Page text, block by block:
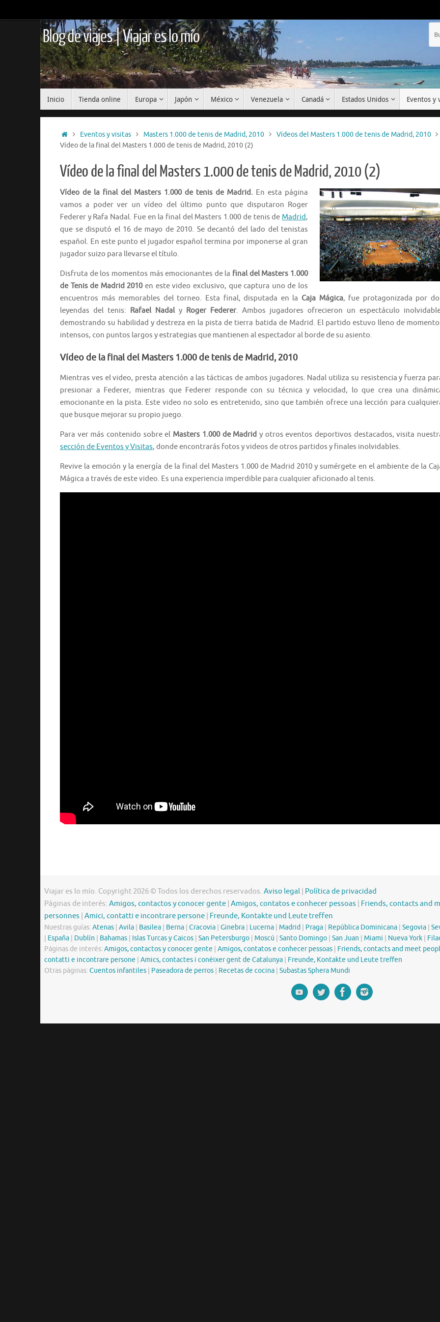
al
Blog de viajes | Viajar es lo mío
Inicio Tienda online Europa Japón México Venezuela Canadá Estados Unidos Eventos y
InicioEventos y visitas Masters 1.000 de tenis de Madrid, 2010
Vídeos del Masters 1.000 de tenis de Madrid, 2010
Vídeo de la final del Masters 1.000 de tenis de Madrid, 2010 (2)
Vídeo de la final del Masters 1.000 de tenis de Madrid, 2010 (2)
Vídeo de la final del Masters 1.000 de tenis de Madrid. En esta página
vamos a poder ver un vídeo del último punto que disputaron Roger
Federer y Rafa Nadal. Fue en la final del Masters 1.000 de tenis de Madrid,
que se disputó el 16 de mayo de 2010. Se decantó del lado del tenistas
español. En este punto el jugador español termina por imponerse al gran
jugador suizo para llevarse el título.
Disfruta de los momentos más emocionantes de la final del Masters 1.000
de Tenis de Madrid 2010en este video exclusivo, que captura uno de los
encuentros más memorables del torneo. Esta final, disputada en la Caja Mágica, fue protagonizada por
leyendas del tenis: Rafael Nadaly Roger Federer. Ambos jugadores ofrecieron un espectáculo
demostrando su habilidad y destreza en la pista de tierra batida de Madrid. El partido estuvo lleno de
intensos, con puntos largos y estrategias que mantienen al espectador al borde de su asiento.
Vídeo de la final del Masters 1.000 de tenis de Madrid, 2010
Mientras ves el video, presta atención a las tácticas de ambos jugadores. Nadal utiliza su resistencia y fuerza
presionar a Federer, mientras que Federer responde con su técnica y velocidad, lo que crea una
emocionante en la pista. Este video no solo es entretenido, sino que también ofrece una lección para
que busque mejorar su propio juego.
Para ver más contenido sobre el Masters 1.000 de Madrid y otros eventos deportivos destacados, visita
sección de Eventos y Visitas, donde encontrarás fotos y videos de otros partidos y finales inolvidables.
Revive la emoción y la energía de la final del Masters 1.000 de Madrid 2010 y sumérgete en el ambiente de la
Mágica a través de este video. Es una experiencia imperdible para cualquier aficionado al tenis.
Viajar es lo mío. Copyright 2026 © Todos los derechos reservados. Aviso legal Política de privacidad
Páginas de interés: Amigos, contactos y conocer gente Amigos, contatos e conhecer pessoas
Friends, contacts and
personnes Amici, contatti e incontrare persone Freunde, Kontakte und Leute treffen
Nuestras guías:Atenas Avila Basilea Berna Cracovia Ginebra Lucerna Madrid Praga República Dominicana Segovia
España Dublín Bahamas Islas Turcas y Caicos San Petersburgo Moscú Santo Domingo San Juan Miami Nueva York
Páginas de interés:Amigos, contactos y conocer gente Amigos, contatos e conhecer pessoas
Friends, contacts and meet
contatti e incontrare persone
Amics, contactes i conèixer gent de Catalunya
Freunde, Kontakte und Leute treffen
Otras páginas:Cuentos infantiles Paseadora de perros Recetas de cocina Subastas Sphera Mundi